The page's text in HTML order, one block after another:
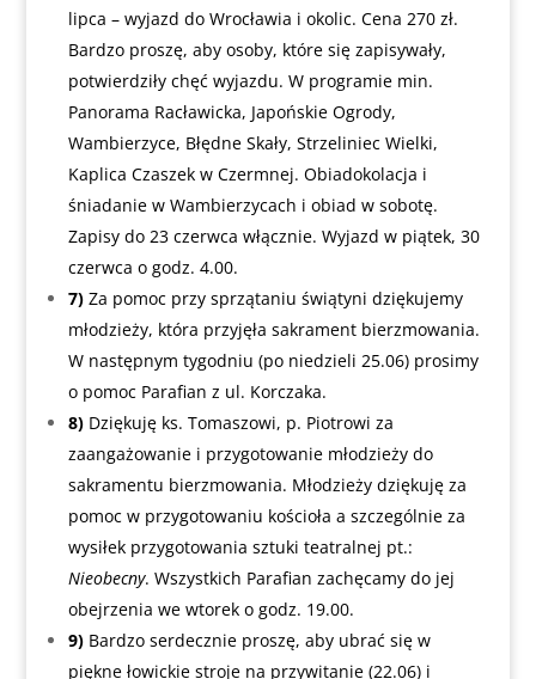
lipca – wyjazd do Wrocławia i okolic. Cena 270 zł.
Bardzo proszę, aby osoby, które się zapisywały,
potwierdziły chęć wyjazdu. W programie min.
Panorama Racławicka, Japońskie Ogrody,
Wambierzyce, Błędne Skały, Strzeliniec Wielki,
Kaplica Czaszek w Czermnej. Obiadokolacja i
śniadanie w Wambierzycach i obiad w sobotę.
Zapisy do 23 czerwca włącznie. Wyjazd w piątek, 30
czerwca o godz. 4.00.
7) Za pomoc przy sprzątaniu świątyni dziękujemy
młodzieży, która przyjęła sakrament bierzmowania.
W następnym tygodniu (po niedzieli 25.06) prosimy
o pomoc Parafian z ul. Korczaka.
8) Dziękuję ks. Tomaszowi, p. Piotrowi za
zaangażowanie i przygotowanie młodzieży do
sakramentu bierzmowania. Młodzieży dziękuję za
pomoc w przygotowaniu kościoła a szczególnie za
wysiłek przygotowania sztuki teatralnej pt.:
Nieobecny. Wszystkich Parafian zachęcamy do jej
obejrzenia we wtorek o godz. 19.00.
9) Bardzo serdecznie proszę, aby ubrać się w
piękne łowickie stroje na przywitanie (22.06) i